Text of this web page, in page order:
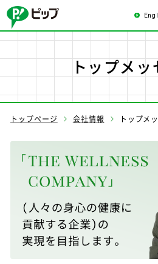
トップメッ
トップページ 会社情報 トップメ